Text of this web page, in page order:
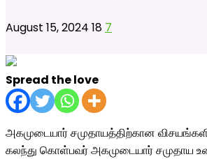
August 15, 2024 18 7
Spread the love
அகமுடையார் சமுதாயத்திற்கான
கலந்து கொள்பவர் அகமுடையார் சமுதாய